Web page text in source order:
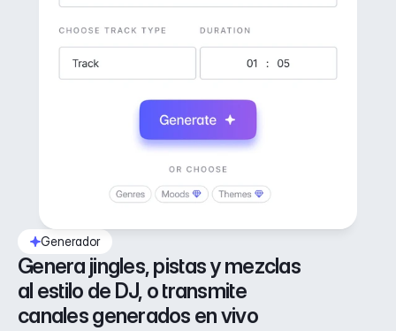
Generador
Genera jingles, pistas y mezclas
al estilo de DJ, o transmite
canales generados en vivo